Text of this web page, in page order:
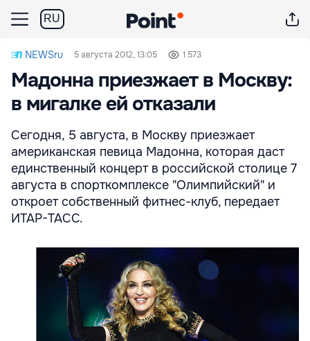
RU
NEWSru 5 августа 2012, 13:05 1 573
Мадонна приезжает в Москву:
в мигалке ей отказали
Сегодня, 5 августа, в Москву приезжает
американская певица Мадонна, которая даст
единственный концерт в российской столице 7
августа в спорткомплексе "Олимпийский" и
откроет собственный фитнес-клуб, передает
ИТАР-ТАСС.